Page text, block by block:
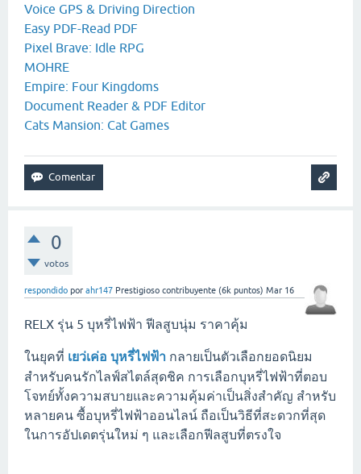
Voice GPS & Driving Direction
Easy PDF-Read PDF
Pixel Brave: Idle RPG
MOHRE
Empire: Four Kingdoms
Document Reader & PDF Editor
Cats Mansion: Cat Games
0
votos
respondido por ahr147 Prestigioso contribuyente (6k puntos) Mar 16
RELX รุ่น 5 บุหรี่ไฟฟ้า ฟีลสูบนุ่ม ราคาคุ้ม
ในยุคที่ เยว่เค่อ บุหรี่ไฟฟ้า กลายเป็นตัวเลือกยอดนิยม
สำหรับคนรักไลฟ์สไตล์สุดชิค การเลือกบุหรี่ไฟฟ้าที่ตอบ
โจทย์ทั้งความสบายและความคุ้มค่าเป็นสิ่งสำคัญ สำหรับ
หลายคน ซื้อบุหรี่ไฟฟ้าออนไลน์ ถือเป็นวิธีที่สะดวกที่สุด
ในการอัปเดตรุ่นใหม่ ๆ และเลือกฟีลสูบที่ตรงใจ